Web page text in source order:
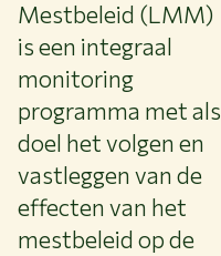
Mestbeleid (LMM)
is een integraal
monitoring
programma met als
doel het volgen en
vastleggen van de
effecten van het
mestbeleid op de